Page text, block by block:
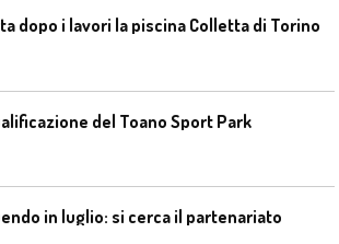
dopo i lavori la piscina Colletta di Torino
del Toano Sport Park
in luglio: si cerca il partenariato